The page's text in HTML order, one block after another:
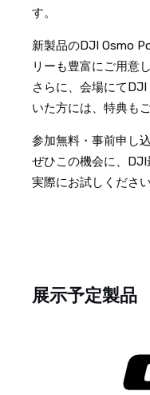
す。
新製品のDJI Osmo
リーも豊富にご用意
さらに、会場にて
いた方には、特典も
参加無料・事前申し
ぜひこの機会に、
実際にお試しください
展示予定製品